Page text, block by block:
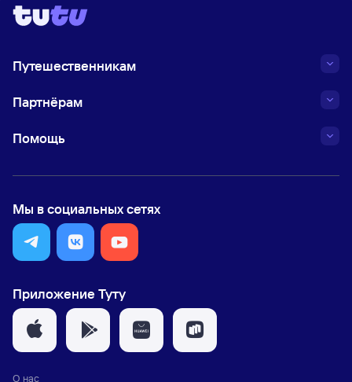
Путешественникам
Партнёрам
Помощь
Мы в социальных сетях
Приложение Туту
О нас